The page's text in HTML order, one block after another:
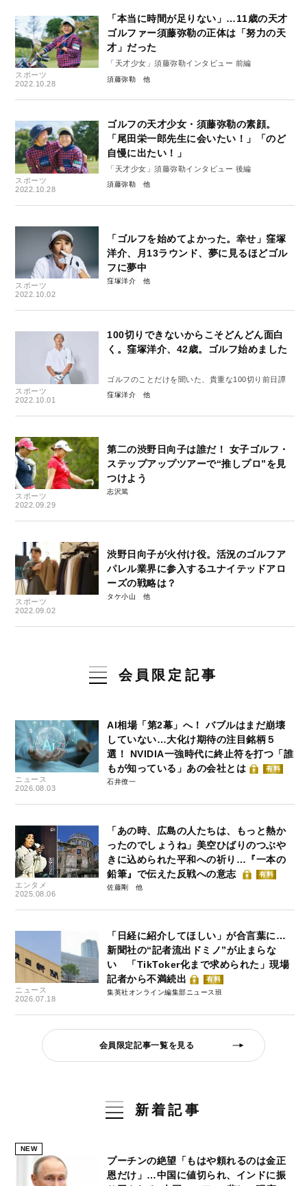
スポーツ
2022.10.28
「本当に時間が足りない」…11歳の天才
ゴルファー須藤弥勒の正体は「努力の天
才」だった
「天才少女」須藤弥勒インタビュー 前編
須藤弥勒
スポーツ
2022.10.28
ゴルフの天才少女・須藤弥勒の素顔。
「尾田栄一郎先生に会いたい！」「のど
自慢に出たい！」
「天才少女」須藤弥勒インタビュー 後編
須藤弥勒
スポーツ
2022.10.02
「ゴルフを始めてよかった。幸せ」窪塚
洋介、月13ラウンド、夢に見るほどゴル
フに夢中
窪塚洋介
スポーツ
2022.10.01
100切りできないからこそどんどん面白
く。窪塚洋介、42歳。ゴルフ始めました
ゴルフのことだけを聞いた、貴重な100切り前日譚
窪塚洋介
スポーツ
2022.09.29
第二の渋野日向子は誰だ！ 女子ゴルフ・
ステップアップツアーで“推しプロ”を見
つけよう
志沢篤
スポーツ
2022.09.02
渋野日向子が火付け役。活況のゴルフア
パレル業界に参入するユナイテッドアロ
ーズの戦略は？
タケ小山
会員限定記事
ニュース
2026.08.03
AI相場「第2幕」へ！ バブルはまだ崩壊
していない…大化け期待の注目銘柄５
選！ NVIDIA一強時代に終止符を打つ「誰
もが知っている」あの会社とは
有料
石井僚一
エンタメ
2025.08.06
「あの時、広島の人たちは、もっと熱か
ったのでしょうね」美空ひばりのつぶや
きに込められた平和への祈り…『一本の
鉛筆』で伝えた反戦への意志
有料
佐藤剛
ニュース
2026.07.18
「日経に紹介してほしい」が合言葉に…
新聞社の“記者流出ドミノ”が止まらな
い 「TikToker化まで求められた」現場
記者から不満続出
有料
集英社オンライン編集部ニュース班
会員限定記事一覧を見る
新着記事
NEW
プーチンの絶望「もはや頼れるのは金正
恩だけ」…中国に値切られ、インドに振